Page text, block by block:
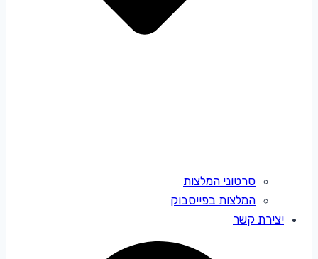
סרטוני המלצות
המלצות בפייסבוק
יצירת קשר